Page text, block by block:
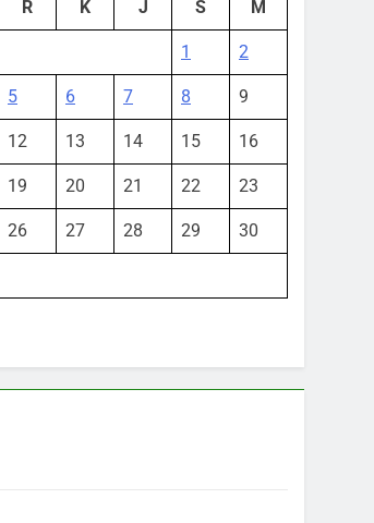
R K J S M
1 2
5 6 7 8 9
12 13 14 15 16
19 20 21 22 23
26 27 28 29 30